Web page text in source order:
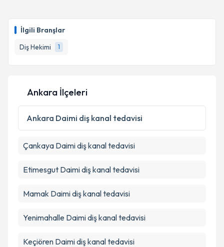
İlgili Branşlar
Diş Hekimi
1
Ankara İlçeleri
Ankara Daimi diş kanal tedavisi
Çankaya Daimi diş kanal tedavisi
Etimesgut Daimi diş kanal tedavisi
Mamak Daimi diş kanal tedavisi
Yenimahalle Daimi diş kanal tedavisi
Keçiören Daimi diş kanal tedavisi